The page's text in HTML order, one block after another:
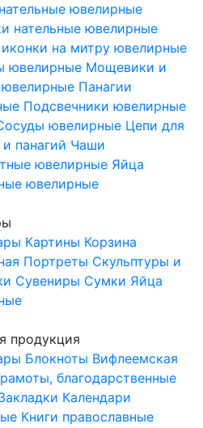
ювелирные
нательные ювелирные
на митру ювелирные
ювелирные Мощевики и
ювелирные Панагии
Подсвечники ювелирные
ювелирные Цепи для
панагий Чаши
ювелирные Яйца
ювелирные
Картины Корзина
Портреты Скульптуры и
Сувениры Сумки Яйца
продукция
Блокноты Вифлеемская
благодарственные
Календари
Книги православные